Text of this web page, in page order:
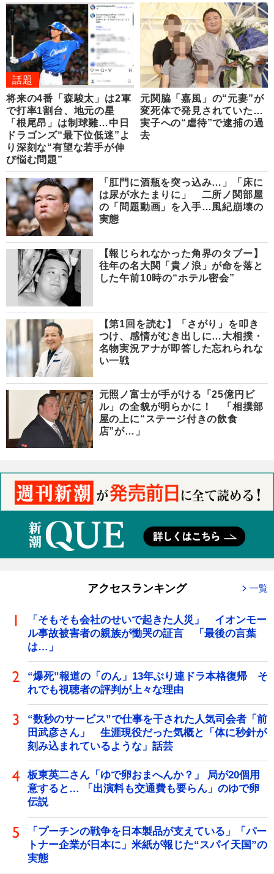
話題
将来の4番「森駿太」は2軍
で打率1割台、地元の星
「根尾昂」は制球難…中日
ドラゴンズ“最下位低迷”よ
り深刻な“有望な若手が伸
び悩む問題”
元関脇「嘉風」の“元妻”が
変死体で発見されていた…
実子への“虐待”で逮捕の過
去
「肛門に酒瓶を突っ込み…」「床に
は尿が水たまりに」 二所ノ関部屋
の「問題動画」を入手…風紀崩壊の
実態
【報じられなかった角界のタブー】
往年の名大関「貴ノ浪」が命を落と
した午前10時の“ホテル密会”
【第1回を読む】「さがり」を叩き
つけ、感情がむき出しに…大相撲・
名物実況アナが即答した忘れられな
い一戦
元照ノ富士が手がける「25億円ビ
ル」の全貌が明らかに！ 「相撲部
屋の上に“ステージ付きの飲食
店”が…」
アクセスランキング 一覧
「そもそも会社のせいで起きた人災」 イオンモー
ル事故被害者の親族が慟哭の証言 「最後の言葉
は…」
“爆死”報道の「のん」13年ぶり連ドラ本格復帰 そ
れでも視聴者の評判が上々な理由
“数秒のサービス”で仕事を干された人気司会者「前
田武彦さん」 生涯現役だった気概と「体に秒針が
刻み込まれているような」話芸
板東英二さん「ゆで卵おまへんか？」 局が20個用
意すると… 「出演料も交通費も要らん」のゆで卵
伝説
「プーチンの戦争を日本製品が支えている」「パー
トナー企業が日本に」米紙が報じた“スパイ天国”の
実態